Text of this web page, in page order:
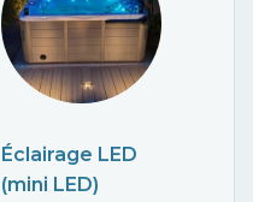
Éclairage LED
(mini LED)